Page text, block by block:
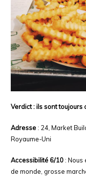
Verdict : ils sont toujours
Adresse: 24, Market
Royaume-Uni
Accessibilité 6/10: Nous
de monde, grosse